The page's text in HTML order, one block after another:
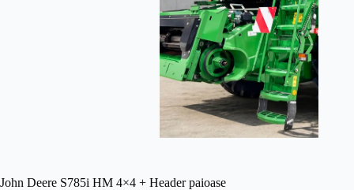
John Deere S785i HM 4×4 + Header paioase